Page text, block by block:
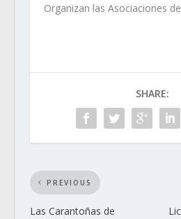
Organizan las Asociaciones
SHARE:
PREVIOUS
Las Carantoñas de